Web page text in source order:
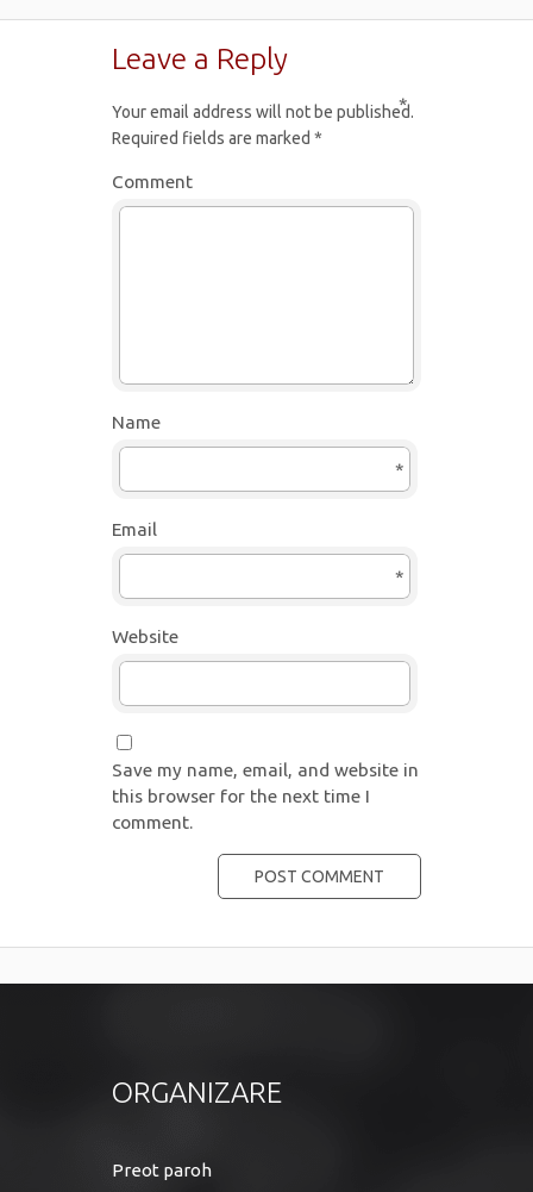
Leave a Reply
Your email address will not be published.
Required fields are marked *
Comment
*
Name
*
Email
*
Website
Save my name, email, and website in
this browser for the next time I
comment.
ORGANIZARE
Preot paroh